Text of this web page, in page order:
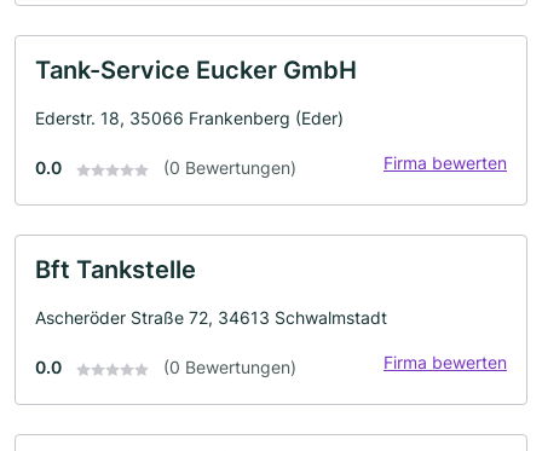
Tank-Service Eucker GmbH
Ederstr. 18, 35066 Frankenberg (Eder)
0.0 (0 Bewertungen) Firma bewerten
Bft Tankstelle
Ascheröder Straße 72, 34613 Schwalmstadt
0.0 (0 Bewertungen) Firma bewerten